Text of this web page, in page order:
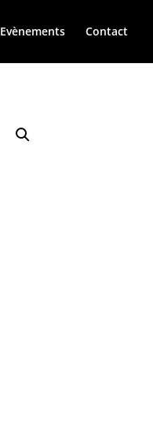
Evènements Contact